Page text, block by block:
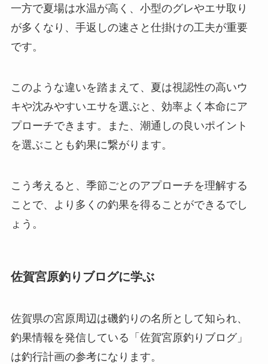
一方で夏場は水温が高く、小型のグレやエサ取り
が多くなり、手返しの速さと仕掛けの工夫が重要
です。
このような違いを踏まえて、夏は視認性の高いウ
キや沈みやすいエサを選ぶと、効率よく本命にア
プローチできます。また、潮通しの良いポイント
を選ぶことも釣果に繋がります。
こう考えると、季節ごとのアプローチを理解する
ことで、より多くの釣果を得ることができるでし
ょう。
佐賀宮原釣りブログに学ぶ
佐賀県の宮原周辺は磯釣りの名所として知られ、
釣果情報を発信している「佐賀宮原釣りブログ」
は釣行計画の参考になります。